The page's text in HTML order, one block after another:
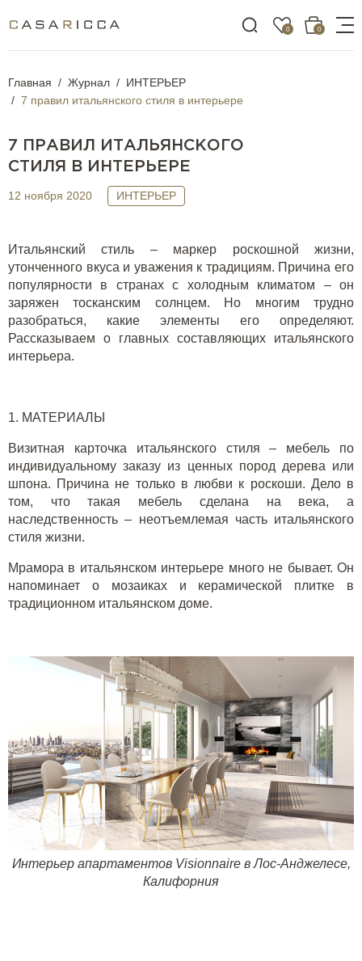
0 0
Главная Журнал
ИНТЕРЬЕР
7 правил итальянского стиля в интерьере
7 ПРАВИЛ ИТАЛЬЯНСКОГО
СТИЛЯ В ИНТЕРЬЕРЕ
12 ноября 2020 ИНТЕРЬЕР
Итальянский стиль –маркер роскошной жизни,
утонченного вкуса и уважения к традициям. Причина его
популярности в странах с холодным климатом –он
заряжен тосканским солнцем. Но многим трудно
разобраться, какие элементы его определяют.
Рассказываем о главных составляющих итальянского
интерьера.
1. МАТЕРИАЛЫ
Визитная карточка итальянского стиля– мебель по
индивидуальному заказу из ценных пород дерева или
шпона. Причина не только в любви к роскоши. Дело в
том, что такая мебель сделана на века, а
наследственность – неотъемлемая часть итальянского
стиля жизни.
Мрамора в итальянском интерьере много не бывает. Он
напоминает о мозаиках и керамической плитке в
традиционном итальянском доме.
Интерьер апартаментов Visionnaireв Лос-Анджелесе,
Калифорния